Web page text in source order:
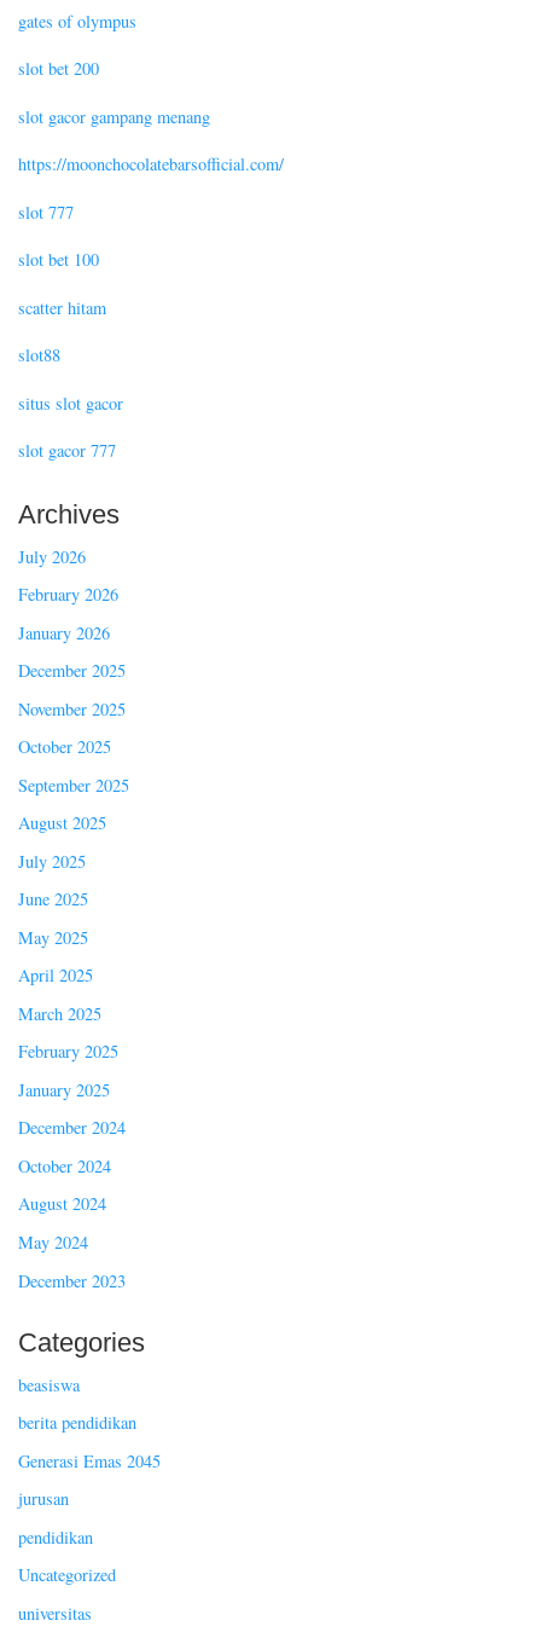
gates of olympus
slot bet 200
slot gacor gampang menang
https://moonchocolatebarsofficial.com/
slot 777
slot bet 100
scatter hitam
slot88
situs slot gacor
slot gacor 777
Archives
July 2026
February 2026
January 2026
December 2025
November 2025
October 2025
September 2025
August 2025
July 2025
June 2025
May 2025
April 2025
March 2025
February 2025
January 2025
December 2024
October 2024
August 2024
May 2024
December 2023
Categories
beasiswa
berita pendidikan
Generasi Emas 2045
jurusan
pendidikan
Uncategorized
universitas